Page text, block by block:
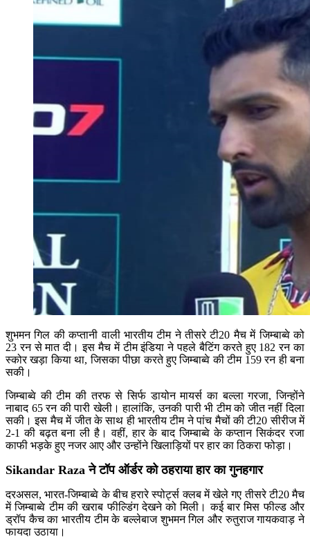
शुभमन गिल की कप्तानी वाली भारतीय टीम ने तीसरे टी20 मैच में जिम्बाब्वे को
23 रन से मात दी। इस मैच में टीम इंडिया ने पहले बैटिंग करते हुए 182 रन का
स्कोर खड़ा किया था, जिसका पीछा करते हुए जिम्बाब्वे की टीम 159 रन ही बना
सकी।
जिम्बाब्वे की टीम की तरफ से सिर्फ डायोन मायर्स का बल्ला गरजा, जिन्होंने
नाबाद 65 रन की पारी खेली। हालांकि, उनकी पारी भी टीम को जीत नहीं दिला
सकी। इस मैच में जीत के साथ ही भारतीय टीम ने पांच मैचों की टी20 सीरीज में
2-1 की बढ़त बना ली है। वहीं, हार के बाद जिम्बाब्वे के कप्तान सिकंदर रजा
काफी भड़के हुए नजर आए और उन्होंने खिलाड़ियों पर हार का ठिकरा फोड़ा।
Sikandar Raza ने टॉप ऑर्डर को ठहराया हार का गुनहगार
दरअसल, भारत-जिम्बाब्वे के बीच हरारे स्पोर्ट्स क्लब में खेले गए तीसरे टी20 मैच
में जिम्बाब्वे टीम की खराब फील्डिंग देखने को मिली। कई बार मिस फील्ड और
ड्रॉप कैच का भारतीय टीम के बल्लेबाज शुभमन गिल और रुतुराज गायकवाड़ ने
फायदा उठाया।